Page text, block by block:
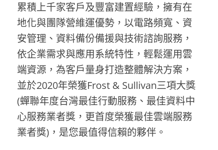
累積上千家客戶及豐富建置經驗，擁有在
地化與團隊營維運優勢，以電路頻寬、資
安管理、資料備份備援與技術諮詢服務，
依企業需求與應用系統特性，輕鬆運用雲
端資源，為客戶量身打造整體解決方案，
並於2020年榮獲Frost & Sullivan三項大獎
(蟬聯年度台灣最佳行動服務、最佳資料中
心服務業者獎，更首度榮獲最佳雲端服務
業者獎)，是您最值得信賴的夥伴。